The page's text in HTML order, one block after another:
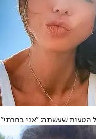
הטעות שעשתה: "אני בחרתי"